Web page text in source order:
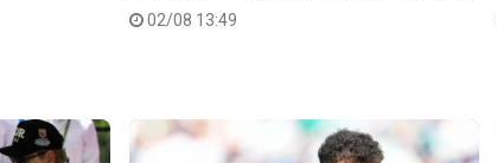
02/08 13:49